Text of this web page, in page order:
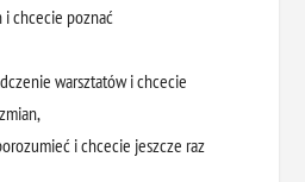
chcecie poznać
warsztatów i chcecie
i chcecie jeszcze raz